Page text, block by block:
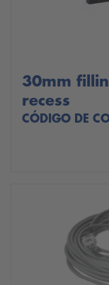
30mm
recess
CÓDIGO DE